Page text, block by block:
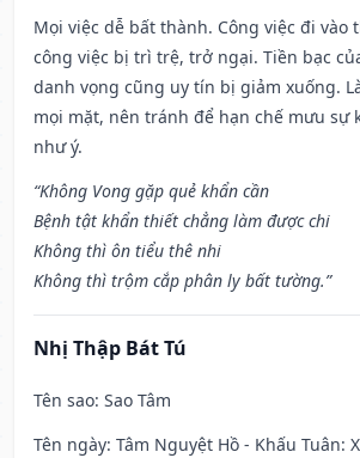
Mọi việc dễ bất thành. Công việc đi vào
công việc bị trì trệ, trở ngại. Tiền bạc
danh vọng cũng uy tín bị giảm xuống.
mọi mặt, nên tránh để hạn chế mưu sự
như ý.
“Không Vong gặp quẻ khẩn cần
Bệnh tật khẩn thiết chẳng làm được chi
Không thì ôn tiểu thê nhi
Không thì trộm cắp phân ly bất tường.”
Nhị Thập Bát Tú
Tên sao: Sao Tâm
Tên ngày: Tâm Nguyệt Hồ - Khấu Tuân: